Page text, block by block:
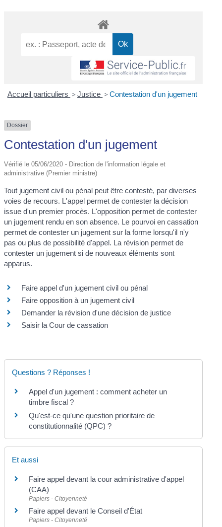
Accueil particuliers > Justice > Contestation d'un jugement
Dossier
Contestation d'un jugement
Vérifié le 05/06/2020 - Direction de l'information légale et
administrative (Premier ministre)
Tout jugement civil ou pénal peut être contesté, par diverses
voies de recours. L'appel permet de contester la décision
issue d'un premier procès. L'opposition permet de contester
un jugement rendu en son absence. Le pourvoi en cassation
permet de contester un jugement sur la forme lorsqu'il n'y
pas ou plus de possibilité d'appel. La révision permet de
contester un jugement si de nouveaux éléments sont
apparus.
Faire appel d'un jugement civil ou pénal
Faire opposition à un jugement civil
Demander la révision d'une décision de justice
Saisir la Cour de cassation
Questions ? Réponses !
Appel d'un jugement : comment acheter un
timbre fiscal ?
Qu'est-ce qu'une question prioritaire de
constitutionnalité (QPC) ?
Et aussi
Faire appel devant la cour administrative d'appel
(CAA)
Papiers - Citoyenneté
Faire appel devant le Conseil d'État
Papiers - Citoyenneté